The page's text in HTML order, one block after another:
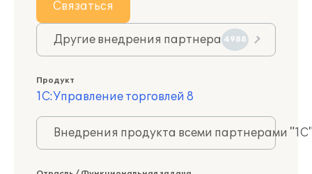
Связаться
Другие внедрения партнера 4988
Продукт
1С:Управление торговлей 8
Внедрения продукта всеми партнерами